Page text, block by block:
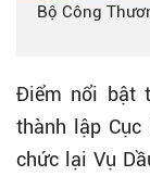
Bộ Công
Điểm nổi bật
thành lập
chức lại Vụ